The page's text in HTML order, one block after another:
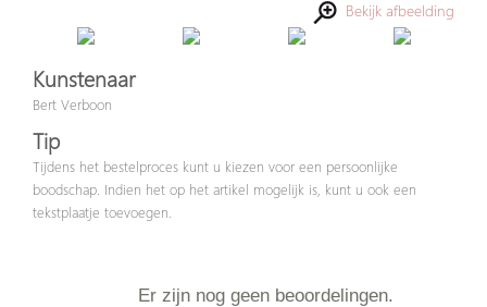
Bekijk afbeelding
Kunstenaar
Bert Verboon
Tip
Tijdens het bestelproces kunt u kiezen voor een persoonlijke
boodschap. Indien het op het artikel mogelijk is, kunt u ook een
tekstplaatje toevoegen.
Er zijn nog geen beoordelingen.